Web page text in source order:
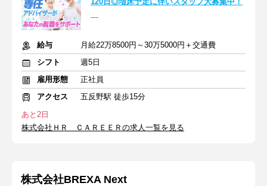
給与
月給22万8500円～30万5000円＋交通費
シフト
週5日
雇用形態
正社員
アクセス
五反野駅 徒歩15分
あと2日
株式会社ＨＲ ＣＡＲＥＥＲの求人一覧を見る
株式会社BREXA Next